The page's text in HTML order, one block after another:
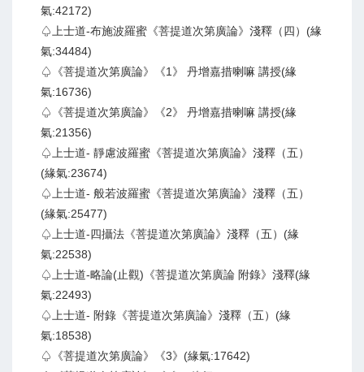
氣:42172)
♤上士道-布施波羅蜜《菩提道次第廣論》淺釋（四）(緣
氣:34484)
♤《菩提道次第廣論》《1》 丹增嘉措喇嘛 講授(緣
氣:16736)
♤《菩提道次第廣論》《2》 丹增嘉措喇嘛 講授(緣
氣:21356)
♤上士道- 靜慮波羅蜜《菩提道次第廣論》淺釋（五）
(緣氣:23674)
♤上士道- 般若波羅蜜《菩提道次第廣論》淺釋（五）
(緣氣:25477)
♤上士道-四攝法《菩提道次第廣論》淺釋（五）(緣
氣:22538)
♤上士道-略論(止觀)《菩提道次第廣論 附錄》淺釋(緣
氣:22493)
♤上士道- 附錄《菩提道次第廣論》淺釋（五）(緣
氣:18538)
♤《菩提道次第廣論》《3》(緣氣:17642)